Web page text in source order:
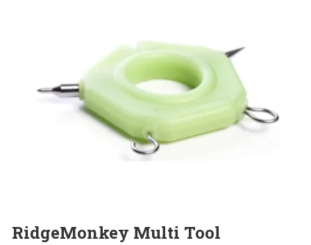
RidgeMonkey Multi Tool